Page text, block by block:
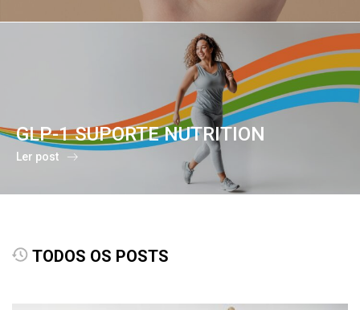
GLP-1 SUPORTE NUTRITION
Ler post
TODOS OS POSTS